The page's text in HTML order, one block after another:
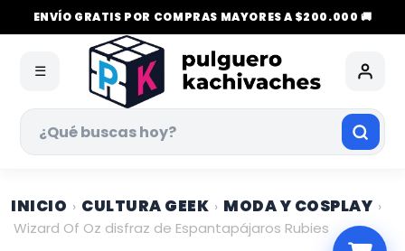
ENVÍO GRATIS POR COMPRAS MAYORES A $200.000 🚚
☰
INICIO › CULTURA GEEK › MODA Y COSPLAY ›
Wizard Of Oz disfraz de Espantapájaros Rubies